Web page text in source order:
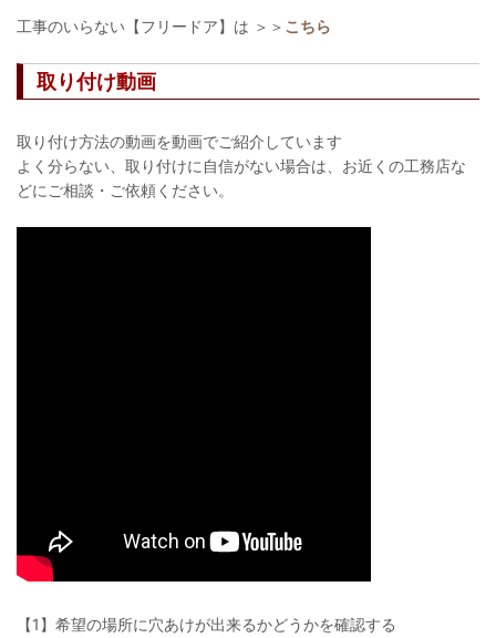
工事のいらない【フリードア】は ＞＞ こちら
取り付け動画
取り付け方法の動画を動画でご紹介しています
よく分らない、取り付けに自信がない場合は、お近くの工務店な
どにご相談・ご依頼ください。
【1】希望の場所に穴あけが出来るかどうかを確認する